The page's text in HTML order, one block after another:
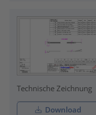
Technische Zeichnung
Download